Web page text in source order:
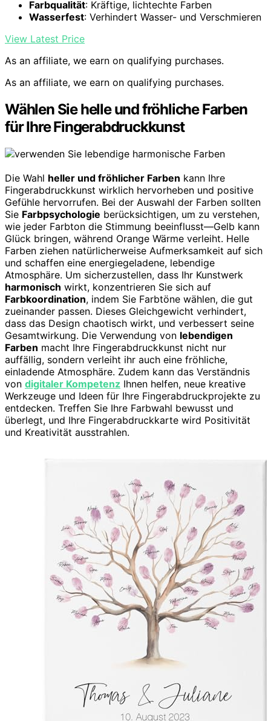
Farbqualität: Kräftige, lichtechte Farben
Wasserfest: Verhindert Wasser- und Verschmieren
View Latest Price
As an affiliate, we earn on qualifying purchases.
As an affiliate, we earn on qualifying purchases.
Wählen Sie helle und fröhliche Farben
für Ihre Fingerabdruckkunst
Die Wahl heller und fröhlicher Farben kann Ihre
Fingerabdruckkunst wirklich hervorheben und positive
Gefühle hervorrufen. Bei der Auswahl der Farben sollten
Sie Farbpsychologie berücksichtigen, um zu verstehen,
wie jeder Farbton die Stimmung beeinflusst—Gelb kann
Glück bringen, während Orange Wärme verleiht. Helle
Farben ziehen natürlicherweise Aufmerksamkeit auf sich
und schaffen eine energiegeladene, lebendige
Atmosphäre. Um sicherzustellen, dass Ihr Kunstwerk
harmonisch wirkt, konzentrieren Sie sich auf
Farbkoordination, indem Sie Farbtöne wählen, die gut
zueinander passen. Dieses Gleichgewicht verhindert,
dass das Design chaotisch wirkt, und verbessert seine
Gesamtwirkung. Die Verwendung von lebendigen
Farben macht Ihre Fingerabdruckkunst nicht nur
auffällig, sondern verleiht ihr auch eine fröhliche,
einladende Atmosphäre. Zudem kann das Verständnis
von digitaler Kompetenz Ihnen helfen, neue kreative
Werkzeuge und Ideen für Ihre Fingerabdruckprojekte zu
entdecken. Treffen Sie Ihre Farbwahl bewusst und
überlegt, und Ihre Fingerabdruckkarte wird Positivität
und Kreativität ausstrahlen.